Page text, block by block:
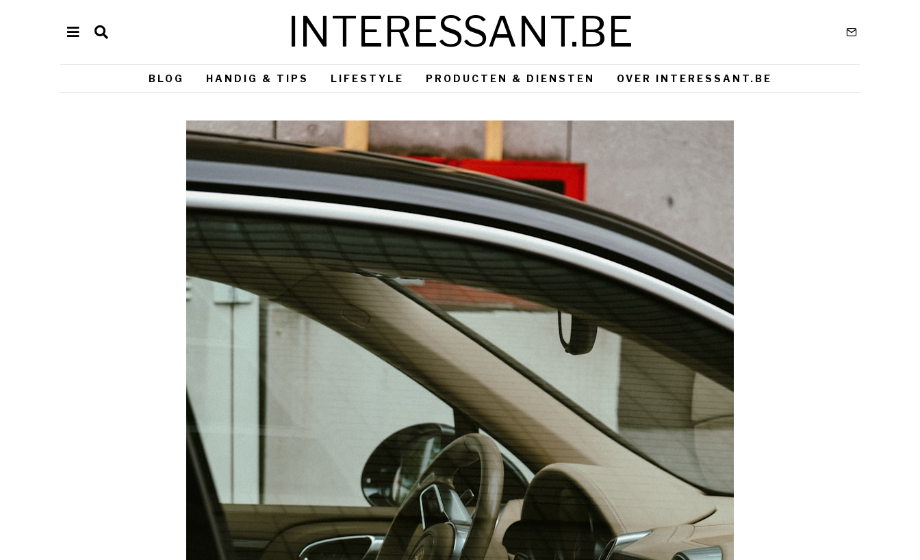
INTERESSANT.BE
BLOG HANDIG & TIPS LIFESTYLE PRODUCTEN & DIENSTEN OVER INTERESSANT.BE